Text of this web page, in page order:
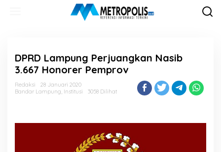
DPRD Lampung Perjuangkan Nasib
3.667 Honorer Pemprov
Redaksi
28 Januari 2020
Bandar Lampung, Institusi 3058 Dilihat